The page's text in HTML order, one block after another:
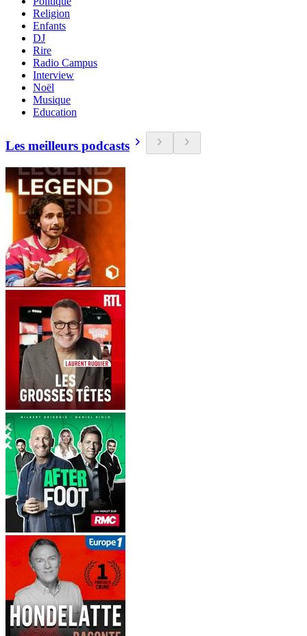
Religion
Enfants
DJ
Rire
Radio Campus
Interview
Noël
Musique
Education
Les meilleurs podcasts